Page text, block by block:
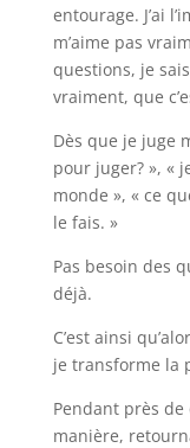
entourage. J’ai
m’aime pas
questions, je
vraiment, que
Dès que je juge
pour juger? », «
monde », « ce
le fais. »
Pas besoin des
déjà.
C’est ainsi
je transforme la
Pendant près
manière,